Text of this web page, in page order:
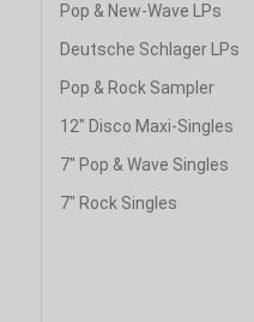
Pop & New-Wave LPs
Deutsche Schlager LPs
Pop & Rock Sampler
12" Disco Maxi-Singles
7" Pop & Wave Singles
7" Rock Singles